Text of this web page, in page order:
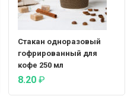
Стакан одноразовый
гофрированный для
кофе 250 мл
8.20 ₽